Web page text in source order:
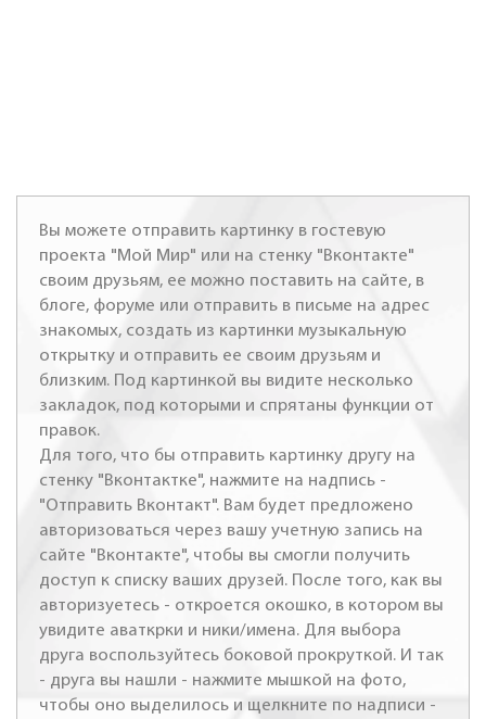
Вы можете отправить картинку в гостевую
проекта "Мой Мир" или на стенку "Вконтакте"
своим друзьям, ее можно поставить на сайте, в
блоге, форуме или отправить в письме на адрес
знакомых, создать из картинки музыкальную
открытку и отправить ее своим друзьям и
близким. Под картинкой вы видите несколько
закладок, под которыми и спрятаны функции от
правок.
Для того, что бы отправить картинку другу на
стенку "Вконтактке", нажмите на надпись -
"Отправить Вконтакт". Вам будет предложено
авторизоваться через вашу учетную запись на
сайте "Вконтакте", чтобы вы смогли получить
доступ к списку ваших друзей. После того, как вы
авторизуетесь - откроется окошко, в котором вы
увидите аваткрки и ники/имена. Для выбора
друга воспользуйтесь боковой прокруткой. И так
- друга вы нашли - нажмите мышкой на фото,
чтобы оно выделилось и щелкните по надписи -